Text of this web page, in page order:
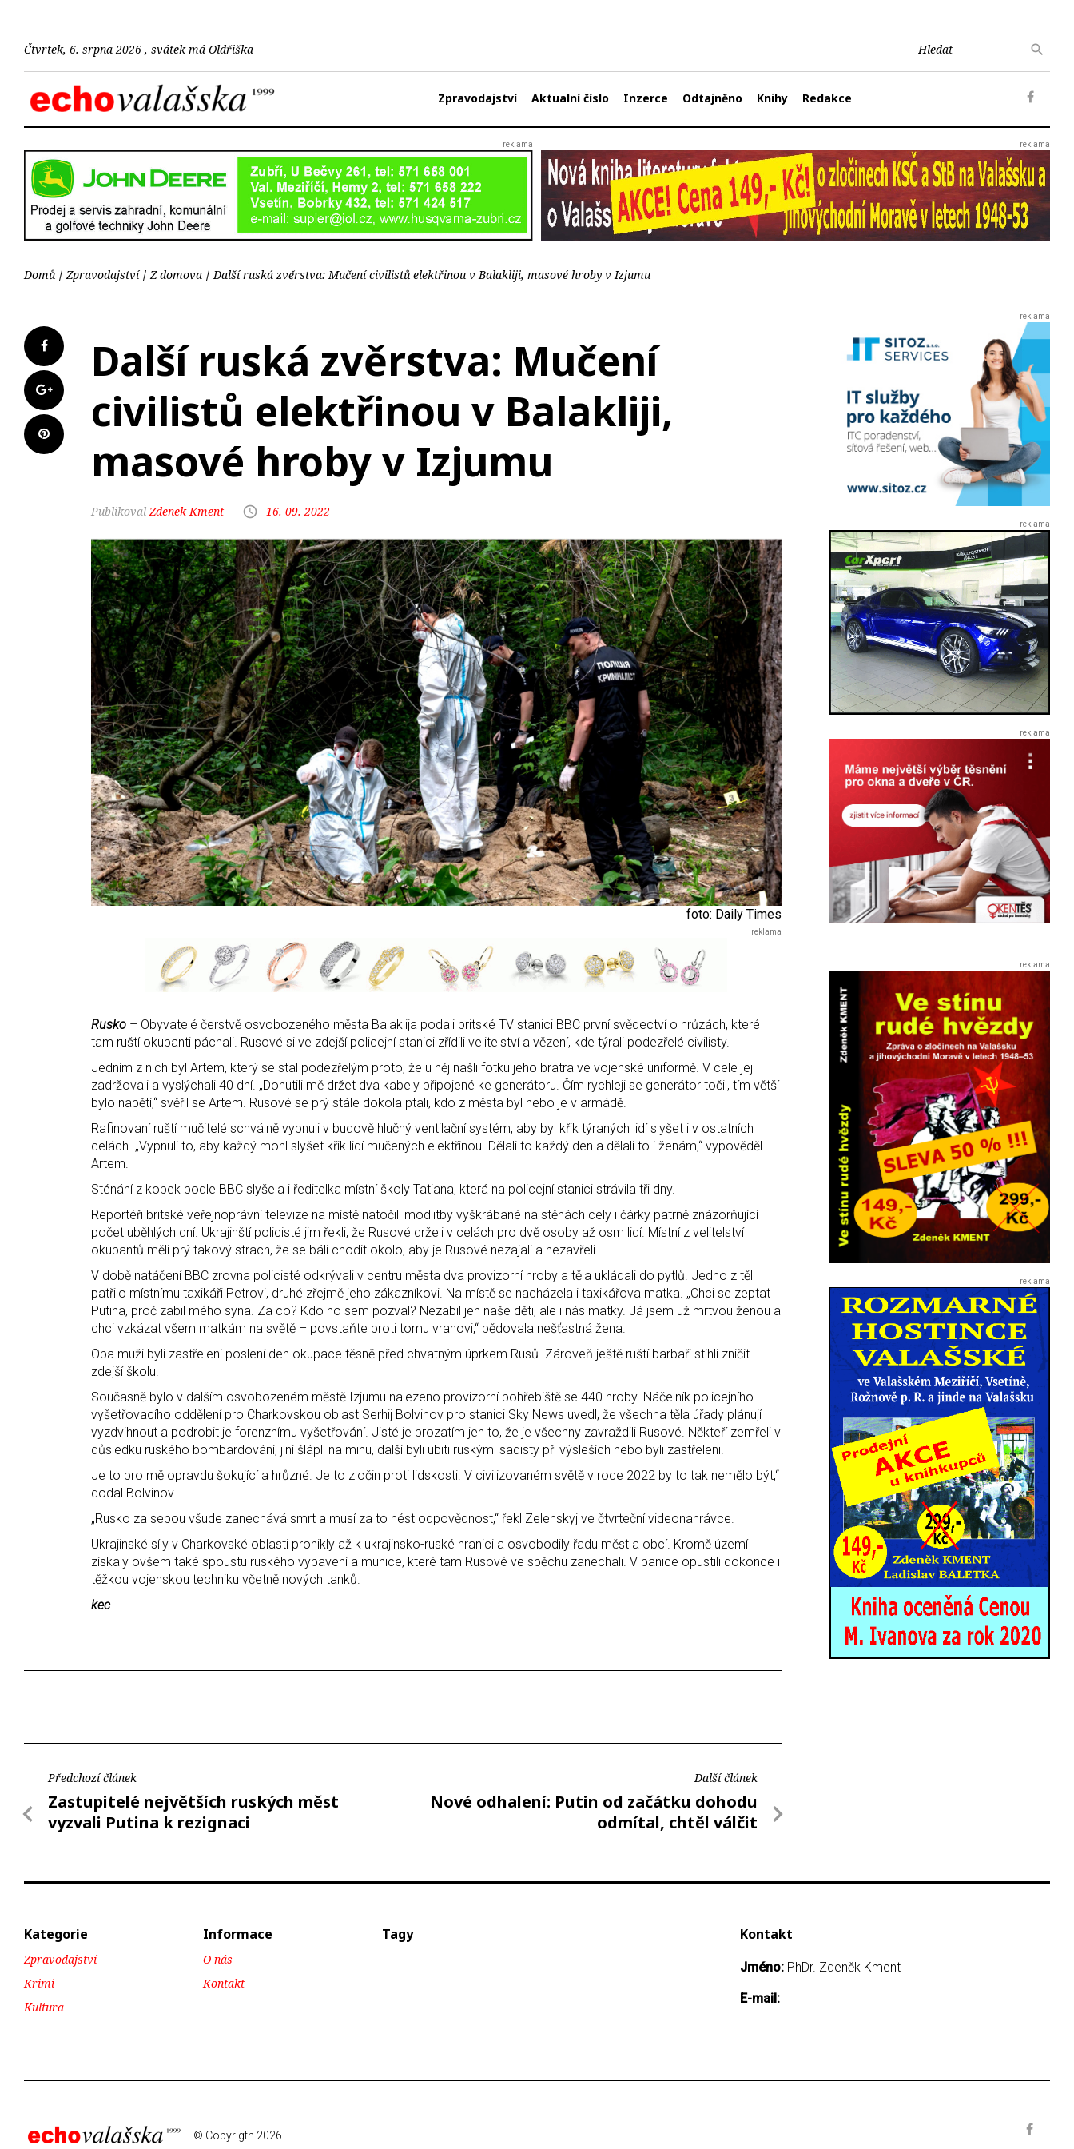
Čtvrtek, 6. srpna 2026 , svátek má Oldřiška
Zpravodajství Aktualní číslo Inzerce Odtajněno Knihy Redakce
Domů Zpravodajství Z domova Další ruská zvěrstva: Mučení civilistů elektřinou v Balakliji, masové hroby v Izjumu
Další ruská zvěrstva: Mučení
civilistů elektřinou v Balakliji,
masové hroby v Izjumu
Zdenek Kment 16. 09. 2022
foto: Daily Times
Rusko – Obyvatelé čerstvě osvobozeného města Balaklija podali britské TV stanici BBC první svědectví o hrůzách, které
tam ruští okupanti páchali. Rusové si ve zdejší policejní stanici zřídili velitelství a vězení, kde týrali podezřelé civilisty.
Jedním z nich byl Artem, který se stal podezřelým proto, že u něj našli fotku jeho bratra ve vojenské uniformě. V cele jej
zadržovali a vyslýchali 40 dní. „Donutili mě držet dva kabely připojené ke generátoru. Čím rychleji se generátor točil, tím větší
bylo napětí,“ svěřil se Artem. Rusové se prý stále dokola ptali, kdo z města byl nebo je v armádě.
Rafinovaní ruští mučitelé schválně vypnuli v budově hlučný ventilační systém, aby byl křik týraných lidí slyšet i v ostatních
celách. „Vypnuli to, aby každý mohl slyšet křik lidí mučených elektřinou. Dělali to každý den a dělali to i ženám,“ vypověděl
Artem.
Sténání z kobek podle BBC slyšela i ředitelka místní školy Tatiana, která na policejní stanici strávila tři dny.
Reportéři britské veřejnoprávní televize na místě natočili modlitby vyškrábané na stěnách cely i čárky patrně znázorňující
počet uběhlých dní. Ukrajinští policisté jim řekli, že Rusové drželi v celách pro dvě osoby až osm lidí. Místní z velitelství
okupantů měli prý takový strach, že se báli chodit okolo, aby je Rusové nezajali a nezavřeli.
V době natáčení BBC zrovna policisté odkrývali v centru města dva provizorní hroby a těla ukládali do pytlů. Jedno z těl
patřilo místnímu taxikáři Petrovi, druhé zřejmě jeho zákazníkovi. Na místě se nacházela i taxikářova matka. „Chci se zeptat
Putina, proč zabil mého syna. Za co? Kdo ho sem pozval? Nezabil jen naše děti, ale i nás matky. Já jsem už mrtvou ženou a
chci vzkázat všem matkám na světě – povstaňte proti tomu vrahovi,“ bědovala nešťastná žena.
Oba muži byli zastřeleni poslení den okupace těsně před chvatným úprkem Rusů. Zároveň ještě ruští barbaři stihli zničit
zdejší školu.
Současně bylo v dalším osvobozeném městě Izjumu nalezeno provizorní pohřebiště se 440 hroby. Náčelník policejního
vyšetřovacího oddělení pro Charkovskou oblast Serhij Bolvinov pro stanici Sky News uvedl, že všechna těla úřady plánují
vyzdvihnout a podrobit je forenznímu vyšetřování. Jisté je prozatím jen to, že je všechny zavraždili Rusové. Někteří zemřeli v
důsledku ruského bombardování, jiní šlápli na minu, další byli ubiti ruskými sadisty při výsleších nebo byli zastřeleni.
Je to pro mě opravdu šokující a hrůzné. Je to zločin proti lidskosti. V civilizovaném světě v roce 2022 by to tak nemělo být,“
dodal Bolvinov.
„Rusko za sebou všude zanechává smrt a musí za to nést odpovědnost,“ řekl Zelenskyj ve čtvrteční videonahrávce.
Ukrajinské síly v Charkovské oblasti pronikly až k ukrajinsko-ruské hranici a osvobodily řadu měst a obcí. Kromě území
získaly ovšem také spoustu ruského vybavení a munice, které tam Rusové ve spěchu zanechali. V panice opustili dokonce i
těžkou vojenskou techniku včetně nových tanků.
kec
Předchozí článek
Zastupitelé největších ruských měst
vyzvali Putina k rezignaci
Další článek
Nové odhalení: Putin od začátku dohodu
odmítal, chtěl válčit
Kontakt
Jméno: PhDr. Zdeněk Kment
E-mail:
Tagy
Kategorie
Zpravodajství
Krimi
Kultura
Informace
O nás
Kontakt
© Copyrigth 2026